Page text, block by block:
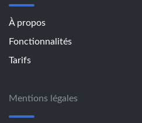
À propos
Fonctionnalités
Tarifs
Mentions légales